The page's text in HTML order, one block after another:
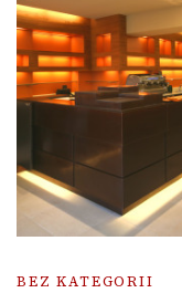
BEZ KATEGORII